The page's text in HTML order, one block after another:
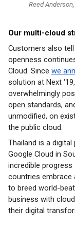
Reed
Our multi-cloud
Customers also
openness
Cloud. Since we
solution at Next
overwhelmingly
open standards,
unmodified, on
the public cloud.
Thailand is a
Google Cloud in
incredible progress
countries embrace
to breed world-
business with
their digital